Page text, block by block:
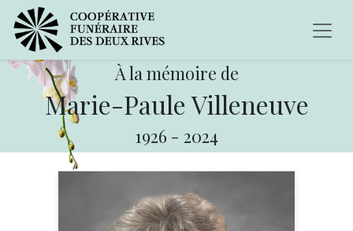
À la mémoire de
Marie-Paule Villeneuve
1926 - 2024